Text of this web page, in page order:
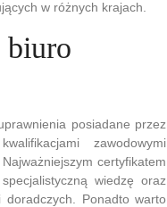
w różnych krajach.
biuro
posiadane przez
zawodowymi
certyfikatem
wiedzę oraz
doradczych. Ponadto warto